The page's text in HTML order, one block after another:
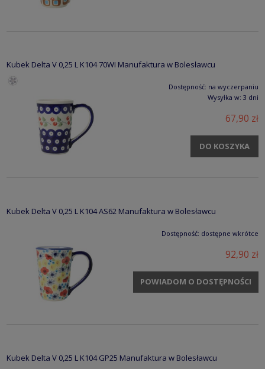
Kubek Delta V 0,25 L K104 70WI Manufaktura w Bolesławcu
Dostępność: na wyczerpaniu
Wysyłka w: 3 dni
67,90 zł
DO KOSZYKA
Kubek Delta V 0,25 L K104 AS62 Manufaktura w Bolesławcu
Dostępność: dostępne wkrótce
92,90 zł
POWIADOM O DOSTĘPNOŚCI
Kubek Delta V 0,25 L K104 GP25 Manufaktura w Bolesławcu